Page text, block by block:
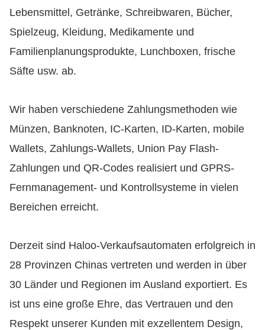
Lebensmittel, Getränke, Schreibwaren, Bücher,
Spielzeug, Kleidung, Medikamente und
Familienplanungsprodukte, Lunchboxen, frische
Säfte usw. ab.
Wir haben verschiedene Zahlungsmethoden wie
Münzen, Banknoten, IC-Karten, ID-Karten, mobile
Wallets, Zahlungs-Wallets, Union Pay Flash-
Zahlungen und QR-Codes realisiert und GPRS-
Fernmanagement- und Kontrollsysteme in vielen
Bereichen erreicht.
Derzeit sind Haloo-Verkaufsautomaten erfolgreich in
28 Provinzen Chinas vertreten und werden in über
30 Länder und Regionen im Ausland exportiert. Es
ist uns eine große Ehre, das Vertrauen und den
Respekt unserer Kunden mit exzellentem Design,